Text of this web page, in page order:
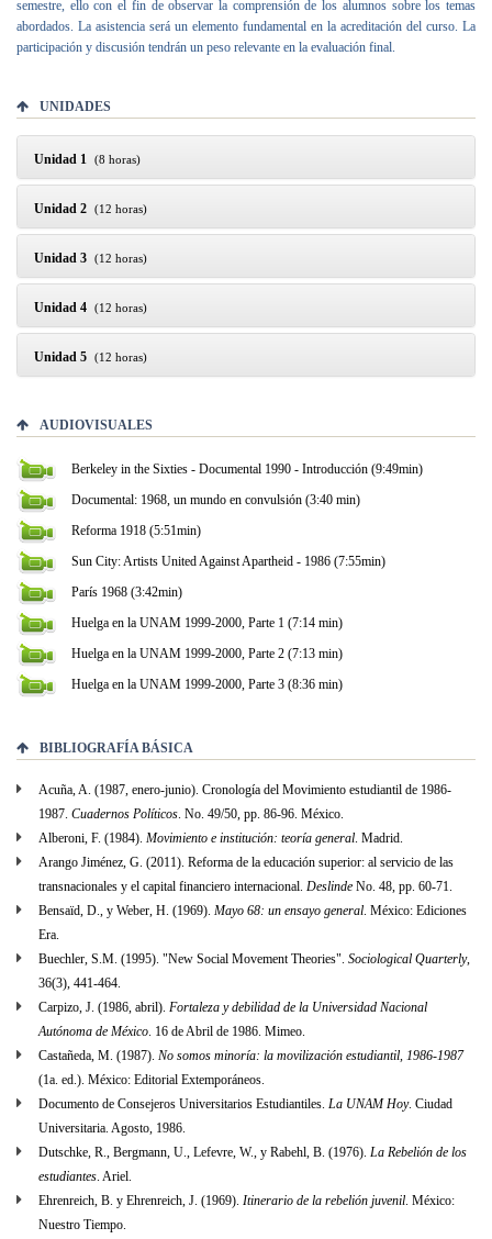
semestre, ello con el fin de observar la comprensión de los alumnos sobre los temas
abordados. La asistencia será un elemento fundamental en la acreditación del curso. La
participación y discusión tendrán un peso relevante en la evaluación final.
UNIDADES
Unidad 1 (8 horas)
Unidad 2 (12 horas)
Unidad 3 (12 horas)
Unidad 4 (12 horas)
Unidad 5 (12 horas)
AUDIOVISUALES
Berkeley in the Sixties - Documental 1990 - Introducción (9:49min)
Documental: 1968, un mundo en convulsión (3:40 min)
Reforma 1918 (5:51min)
Sun City: Artists United Against Apartheid - 1986 (7:55min)
París 1968 (3:42min)
Huelga en la UNAM 1999-2000, Parte 1 (7:14 min)
Huelga en la UNAM 1999-2000, Parte 2 (7:13 min)
Huelga en la UNAM 1999-2000, Parte 3 (8:36 min)
BIBLIOGRAFÍA BÁSICA
Acuña, A. (1987, enero-junio). Cronología del Movimiento estudiantil de 1986-
1987. Cuadernos Políticos. No. 49/50, pp. 86-96. México.
Alberoni, F. (1984). Movimiento e institución: teoría general. Madrid.
Arango Jiménez, G. (2011). Reforma de la educación superior: al servicio de las
transnacionales y el capital financiero internacional. Deslinde No. 48, pp. 60-71.
Bensaïd, D., y Weber, H. (1969). Mayo 68: un ensayo general. México: Ediciones
Era.
Buechler, S.M. (1995). "New Social Movement Theories". Sociological Quarterly,
36(3), 441-464.
Carpizo, J. (1986, abril). Fortaleza y debilidad de la Universidad Nacional
Autónoma de México. 16 de Abril de 1986. Mimeo.
Castañeda, M. (1987). No somos minoría: la movilización estudiantil, 1986-1987
(1a. ed.). México: Editorial Extemporáneos.
Documento de Consejeros Universitarios Estudiantiles. La UNAM Hoy. Ciudad
Universitaria. Agosto, 1986.
Dutschke, R., Bergmann, U., Lefevre, W., y Rabehl, B. (1976). La Rebelión de los
estudiantes. Ariel.
Ehrenreich, B. y Ehrenreich, J. (1969). Itinerario de la rebelión juvenil. México:
Nuestro Tiempo.